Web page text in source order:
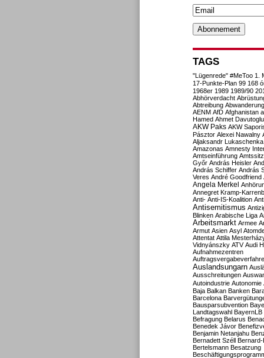
TAGS
"Lügenrede" #MeToo 1.
17-Punkte-Plan 99 168
1968er 1989 1989/90
Abhörverdacht
Abtreibung Abwanderung
AENM AfD Afghanistan
Hamed Ahmet Davutoglu
AKW Paks AKW
Pásztor Alexei Nawalny
Aljaksandr Lukaschenka
Amazonas Amnesty
Amtseinführung Amtssitz
Győr András Heisler
András Schiffer András
Veres André Goodfriend
Angela Merkel
Annegret Kramp-
Anti- Anti-IS-Koalition
Antisemitismus
Blinken Arabische Liga
Arbeitsmarkt Armee
Armut Asien Asyl
Attentat Attila
Vidnyánszky ATV Audi
Aufnahmezentren
Auslandsungarn
Ausschreitungen
Autoindustrie Autonomie
Baja Balkan Banken
Barcelona
Bausparsubvention
Landtagswahl BayernLB
Befragung Belarus
Benedek Jávor
Benjamin Netanjahu
Bernadett Széll
Bertelsmann Besatzung